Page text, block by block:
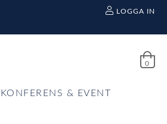
LOGGA IN
0
KONFERENS & EVENT